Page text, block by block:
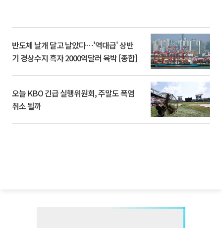
반도체 날개 달고 날았다⋯'역대급' 상반
기 경상수지 흑자 2000억달러 육박 [종합]
오늘 KBO 긴급 실행위원회, 주말도 폭염
취소 될까